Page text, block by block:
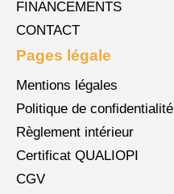
FINANCEMENTS
CONTACT
Pages légale
Mentions légales
Politique de confidentialité
Règlement intérieur
Certificat QUALIOPI
CGV